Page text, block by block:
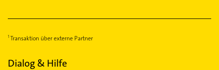
Transaktion über externe Partner
Dialog & Hilfe